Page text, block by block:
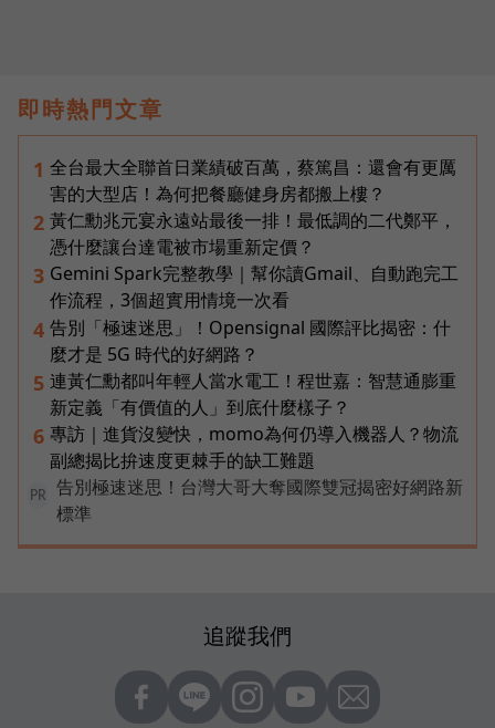
即時熱門文章
1 全台最大全聯首日業績破百萬，蔡篤昌：還會有更厲
害的大型店！為何把餐廳健身房都搬上樓？
2 黃仁勳兆元宴永遠站最後一排！最低調的二代鄭平，
憑什麼讓台達電被市場重新定價？
3 Gemini Spark完整教學｜幫你讀Gmail、自動跑完工
作流程，3個超實用情境一次看
4 告別「極速迷思」！Opensignal 國際評比揭密：什
麼才是 5G 時代的好網路？
5 連黃仁勳都叫年輕人當水電工！程世嘉：智慧通膨重
新定義「有價值的人」到底什麼樣子？
6 專訪｜進貨沒變快，momo為何仍導入機器人？物流
副總揭比拚速度更棘手的缺工難題
PR
告別極速迷思！台灣大哥大奪國際雙冠揭密好網路新
標準
追蹤我們